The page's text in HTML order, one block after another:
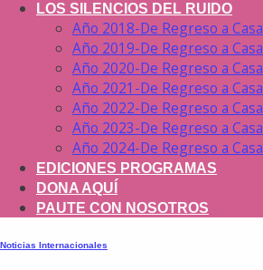
LOS SILENCIOS DEL RUIDO
Año 2018-De Regreso a Casa
Año 2019-De Regreso a Casa
Año 2020-De Regreso a Casa
Año 2021-De Regreso a Casa
Año 2022-De Regreso a Casa
Año 2023-De Regreso a Casa
Año 2024-De Regreso a Casa
EDICIONES PROGRAMAS
DONA AQUÍ
PAUTE CON NOSOTROS
Noticias Internacionales